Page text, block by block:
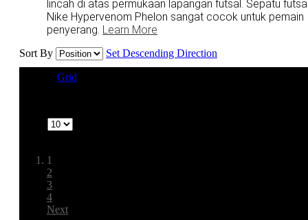
lincah di atas permukaan lapangan futsal. Sepatu
Nike Hypervenom Phelon sangat cocok untuk pemain
penyerang. Learn More
Sort By Set Descending Direction
Grid
1
2
3
4
Next